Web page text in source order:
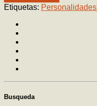
Etiquetas: Personalidades
Busqueda